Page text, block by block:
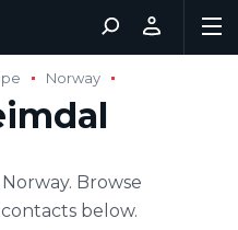
Norway
Browse
below.